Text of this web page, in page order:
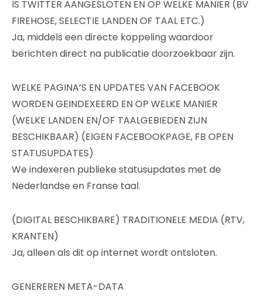
IS TWITTER AANGESLOTEN EN OP WELKE MANIER (BV
FIREHOSE, SELECTIE LANDEN OF TAAL ETC.)
Ja, middels een directe koppeling waardoor
berichten direct na publicatie doorzoekbaar zijn.
WELKE PAGINA’S EN UPDATES VAN FACEBOOK
WORDEN GEINDEXEERD EN OP WELKE MANIER
(WELKE LANDEN EN/OF TAALGEBIEDEN ZIJN
BESCHIKBAAR) (EIGEN FACEBOOKPAGE, FB OPEN
STATUSUPDATES)
We indexeren publieke statusupdates met de
Nederlandse en Franse taal.
(DIGITAL BESCHIKBARE) TRADITIONELE MEDIA (RTV,
KRANTEN)
Ja, alleen als dit op internet wordt ontsloten.
GENEREREN META-DATA